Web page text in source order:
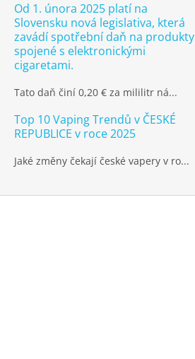
Od 1. února 2025 platí na
Slovensku nová legislativa, která
zavádí spotřební daň na produkty
spojené s elektronickými
cigaretami.
Tato daň činí 0,20 € za mililitr ná...
Top 10 Vaping Trendů v ČESKÉ
REPUBLICE v roce 2025
Jaké změny čekají české vapery v ro...